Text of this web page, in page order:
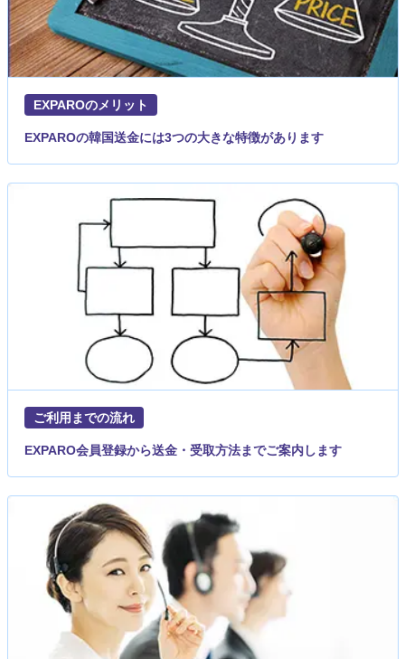
EXPAROのメリット
EXPAROの韓国送金には3つの大きな特徴があります
ご利用までの流れ
EXPARO会員登録から送金・受取方法までご案内します